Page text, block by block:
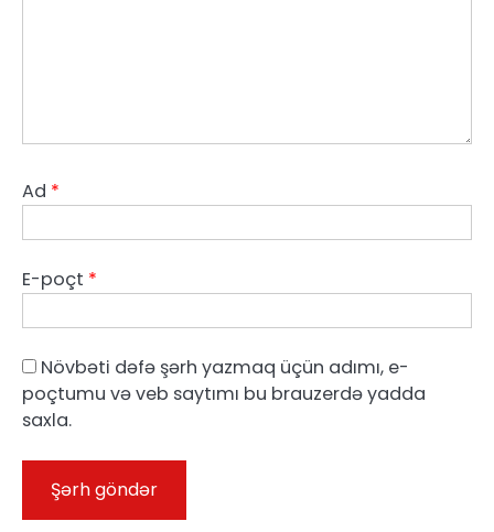
Ad *
E-poçt *
Növbəti dəfə şərh yazmaq üçün adımı, e-
poçtumu və veb saytımı bu brauzerdə yadda
saxla.